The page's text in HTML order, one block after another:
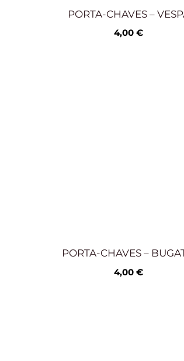
PORTA-CHAVES –
4,00€
PORTA-CHAVES –
4,00€